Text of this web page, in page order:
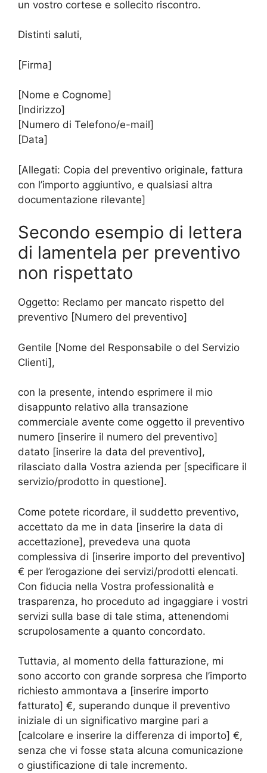
un vostro cortese e sollecito riscontro.
Distinti saluti,
[Firma]
[Nome e Cognome]
[Indirizzo]
[Numero di Telefono/e-mail]
[Data]
[Allegati: Copia del preventivo originale, fattura
con l’importo aggiuntivo, e qualsiasi altra
documentazione rilevante]
Secondo esempio di lettera
di lamentela per preventivo
non rispettato
Oggetto: Reclamo per mancato rispetto del
preventivo [Numero del preventivo]
Gentile [Nome del Responsabile o del Servizio
Clienti],
con la presente, intendo esprimere il mio
disappunto relativo alla transazione
commerciale avente come oggetto il preventivo
numero [inserire il numero del preventivo]
datato [inserire la data del preventivo],
rilasciato dalla Vostra azienda per [specificare il
servizio/prodotto in questione].
Come potete ricordare, il suddetto preventivo,
accettato da me in data [inserire la data di
accettazione], prevedeva una quota
complessiva di [inserire importo del preventivo]
€ per l’erogazione dei servizi/prodotti elencati.
Con fiducia nella Vostra professionalità e
trasparenza, ho proceduto ad ingaggiare i vostri
servizi sulla base di tale stima, attenendomi
scrupolosamente a quanto concordato.
Tuttavia, al momento della fatturazione, mi
sono accorto con grande sorpresa che l’importo
richiesto ammontava a [inserire importo
fatturato] €, superando dunque il preventivo
iniziale di un significativo margine pari a
[calcolare e inserire la differenza di importo] €,
senza che vi fosse stata alcuna comunicazione
o giustificazione di tale incremento.